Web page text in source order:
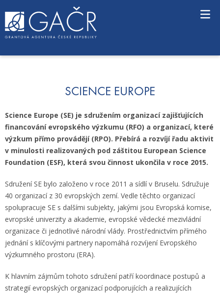
o
SCIENCE EUROPE
Science Europe (SE) je sdružením organizací zajišťujících
financování evropského výzkumu (RFO) a organizací, které
výzkum přímo provádějí (RPO). Přebírá a rozvíjí řadu aktivit
v minulosti realizovaných pod záštitou European Science
Foundation (ESF), která svou činnost ukončila v roce 2015.
Sdružení SE bylo založeno v roce 2011 a sídlí v Bruselu. Sdružuje
40 organizací z 30 evropských zemí. Vedle těchto organizací
spolupracuje SE s dalšími subjekty, jakými jsou Evropská komise,
evropské univerzity a akademie, evropské vědecké mezivládní
organizace či jednotlivé národní vlády. Prostřednictvím přímého
jednání s klíčovými partnery napomáhá rozvíjení Evropského
výzkumného prostoru (ERA).
K hlavním zájmům tohoto sdružení patří koordinace postupů a
strategií evropských organizací podporujících a realizujících